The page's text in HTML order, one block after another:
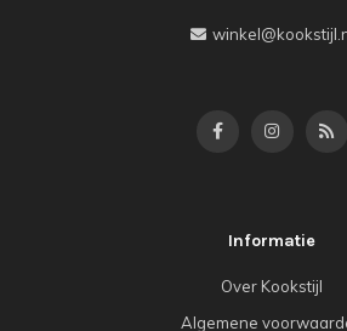
Informatie
Over Kookstijl
Algemene